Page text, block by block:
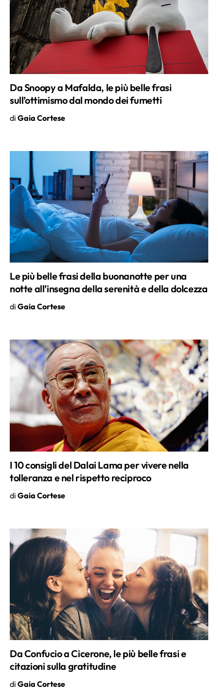
Da Snoopy a Mafalda, le più belle frasi
sull’ottimismo dal mondo dei fumetti
diGaia Cortese
Le più belle frasi della buonanotte per una
notte all’insegna della serenità e della dolcezza
diGaia Cortese
I 10 consigli del Dalai Lama per vivere nella
tolleranza e nel rispetto reciproco
di Gaia Cortese
Da Confucio a Cicerone, le più belle frasi e
citazioni sulla gratitudine
di Gaia Cortese